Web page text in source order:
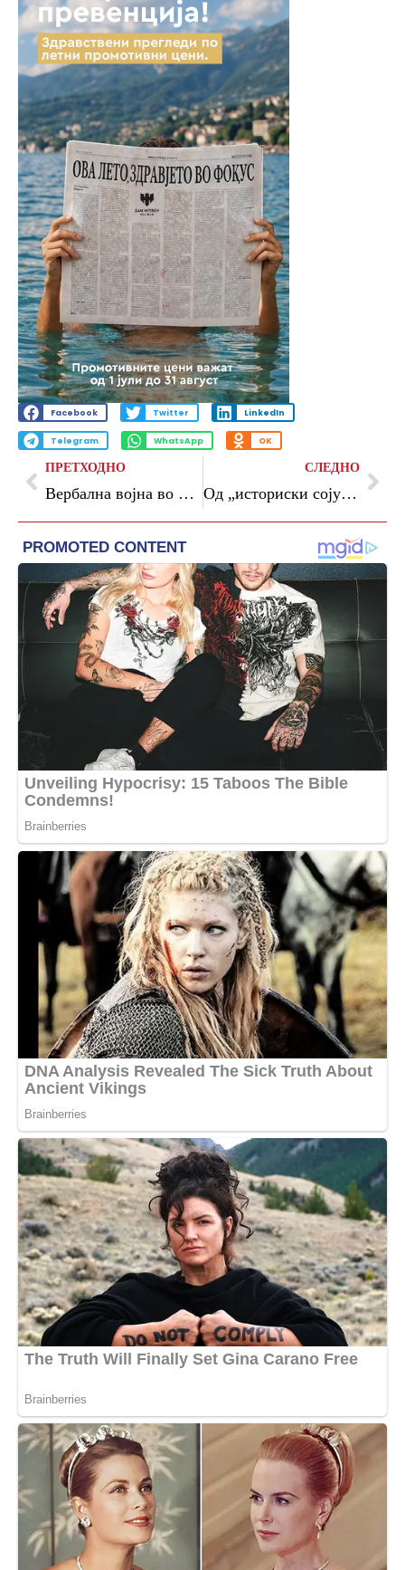
Facebook Twitter LinkedIn
Telegram WhatsApp OK
ПРЕТХОДНО
Вербална војна во Сингапур: Токио ги отфрли кинеските обвинувања за „нов милитаризам“ и предупреди на нуклеарниот арсенал на Пекинг
СЛЕДНО
Од „историски сојуз“ до изолација: како Трамп го остави Нетанјаху по страна во преговорите со Иран